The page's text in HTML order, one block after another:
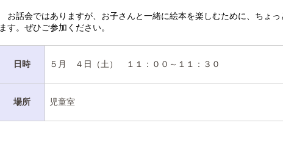
お話会ではありますが、お子さんと一緒に絵本を楽しむために、ちょっ
ます。ぜひご参加ください。
日時 ５月 ４日（土） １１：００～１１：３０
場所 児童室